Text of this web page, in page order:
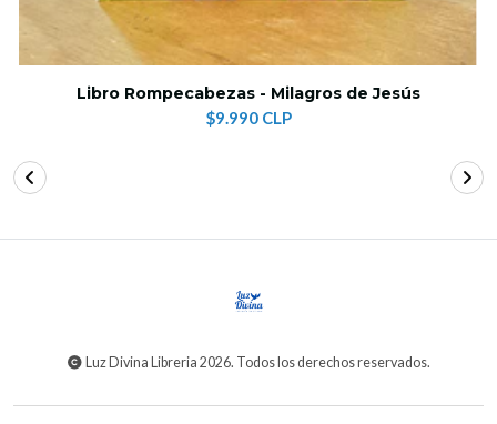
Libro Rompecabezas - Milagros de Jesús
$9.990 CLP
Luz Divina Libreria 2026. Todos los derechos reservados.